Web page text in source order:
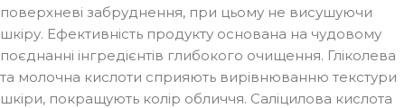
поверхневі забруднення, при цьому не висушуючи
шкіру. Ефективність продукту основана на чудовому
поєднанні інгредієнтів глибокого очищення. Гліколева
та молочна кислоти сприяють вирівнюванню текстури
шкіри, покращують колір обличчя. Саліцилова кислота